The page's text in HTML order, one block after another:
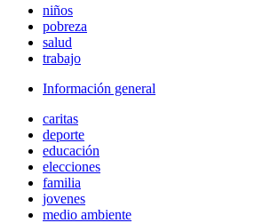
niños
pobreza
salud
trabajo
Información general
caritas
deporte
educación
elecciones
familia
jovenes
medio ambiente